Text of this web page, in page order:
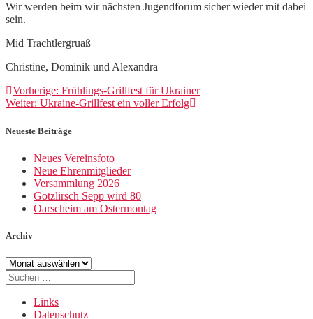
Wir werden beim wir nächsten Jugendforum sicher wieder mit dabei
sein.
Mid Trachtlergruaß
Christine, Dominik und Alexandra
Beitragsnavigation
Vorherige: Vorheriger
Beitrag:
Frühlings-Grillfest für Ukrainer
Weiter: Nächster
Ukraine-Grillfest ein voller Erfolg
Neueste Beiträge
Neues Vereinsfoto
Neue Ehrenmitglieder
Versammlung 2026
Gotzlirsch Sepp wird 80
Oarscheim am Ostermontag
Archiv
Archiv
Suche
nach:
Links
Datenschutz